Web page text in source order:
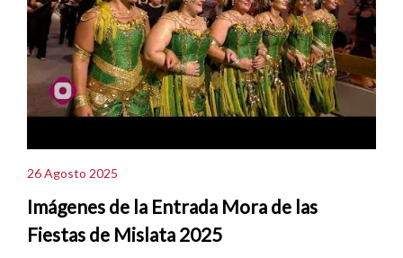
26 Agosto 2025
Imágenes de la Entrada Mora de las
Fiestas de Mislata 2025